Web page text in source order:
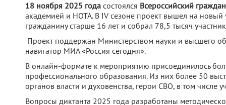
18 ноября 2025 года состоялся Всероссийский
академией и НОТА. В IV сезоне проект вышел на новый
гражданину старше 16 лет и собрал 78,5 тысяч
Проект поддержан Министерством науки и высшего
навигатор МИА «Россия сегодня».
В онлайн-формате к мероприятию присоединилось
профессионального образования. Из них более 50
органов власти и духовенства, герои СВО, в том числе
Вопросы диктанта 2025 года разработаны